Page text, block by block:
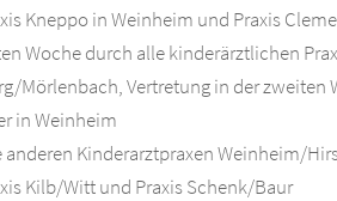
Kneppo in Weinheim und Praxis
Woche durch alle kinderärztlichen
Mörlenbach, Vertretung in der zweiten
in Weinheim
anderen Kinderarztpraxen Weinheim/
Kilb/Witt und Praxis Schenk/Baur